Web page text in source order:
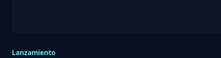
Lanzamiento